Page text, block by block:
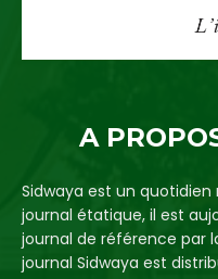
A
Sidwaya est un quotidien
journal étatique, il est
journal de référence par
journal Sidwaya est